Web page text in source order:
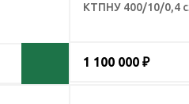
КТПНУ 400/10/0,4
1 100 000 ₽